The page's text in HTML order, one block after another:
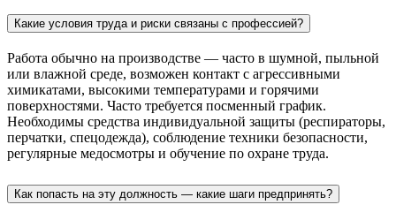
Какие условия труда и риски связаны с профессией?
Работа обычно на производстве — часто в шумной, пыльной
или влажной среде, возможен контакт с агрессивными
химикатами, высокими температурами и горячими
поверхностями. Часто требуется посменный график.
Необходимы средства индивидуальной защиты (респираторы,
перчатки, спецодежда), соблюдение техники безопасности,
регулярные медосмотры и обучение по охране труда.
Как попасть на эту должность — какие шаги предпринять?